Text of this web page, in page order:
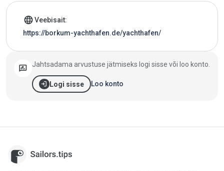
Jahtsadama andmed
languageVeebisait:
https://borkum-yachthafen.de/yachthafen/
rate_review Jahtsadama arvustuse jätmiseks logi sisse või loo konto.
login Logi sisse Loo konto